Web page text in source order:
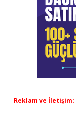
Reklam ve İletişim: